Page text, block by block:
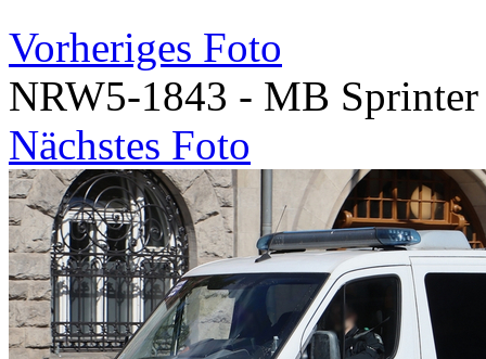
Vorheriges Foto
NRW5-1843 - MB
Nächstes Foto